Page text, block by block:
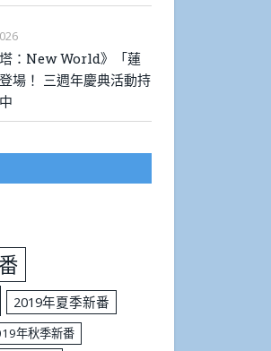
塔：New World》「蓮
場！ 三週年慶典活動持
2019年夏季新番
年秋季新番